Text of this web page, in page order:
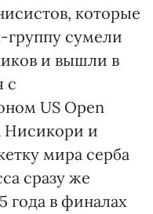
которые
группу сумели
и вышли в
с
US Open
Нисикори и
мира серба
сразу же
года в финалах